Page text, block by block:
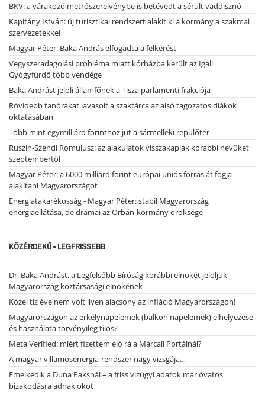
BKV: a várakozó metrószerelvénybe is betévedt a sérült vaddisznó
Kapitány István: új turisztikai rendszert alakít ki a kormány a szakmai
szervezetekkel
Magyar Péter: Baka András elfogadta a felkérést
Vegyszeradagolási probléma miatt kórházba került az Igali
Gyógyfürdő több vendége
Baka Andrást jelöli államfőnek a Tisza parlamenti frakciója
Rövidebb tanórákat javasolt a szaktárca az alsó tagozatos diákok
oktatásában
Több mint egymilliárd forinthoz jut a sármelléki repülőtér
Ruszin-Szendi Romulusz: az alakulatok visszakapják korábbi nevüket
szeptembertől
Magyar Péter: a 6000 milliárd forint európai uniós forrás át fogja
alakítani Magyarországot
Energiatakarékosság - Magyar Péter: stabil Magyarország
energiaellátása, de drámai az Orbán-kormány öröksége
KÖZÉRDEKŰ - LEGFRISSEBB
Dr. Baka Andrást, a Legfelsőbb Bíróság korábbi elnökét jelöljük
Magyarország köztársasági elnökének
Közel tíz éve nem volt ilyen alacsony az infláció Magyarországon!
Magyarországon az erkélynapelemek (balkon napelemek) elhelyezése
és használata törvényileg tilos?
Meta Verified: miért fizettem elő rá a Marcali Portálnál?
A magyar villamosenergia-rendszer nagy vizsgája…
Emelkedik a Duna Paksnál – a friss vízügyi adatok már óvatos
bizakodásra adnak okot